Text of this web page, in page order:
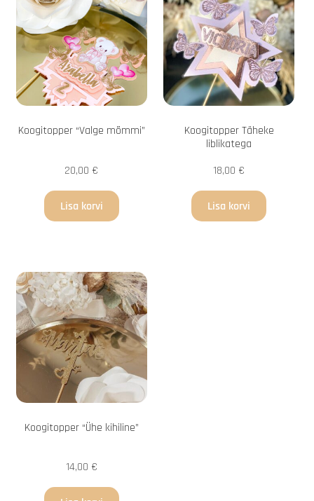
Koogitopper “Valge mõmmi”
20,00 €
Lisa korvi
Koogitopper Täheke
liblikatega
18,00 €
Lisa korvi
Koogitopper “Ühe kihiline”
14,00 €